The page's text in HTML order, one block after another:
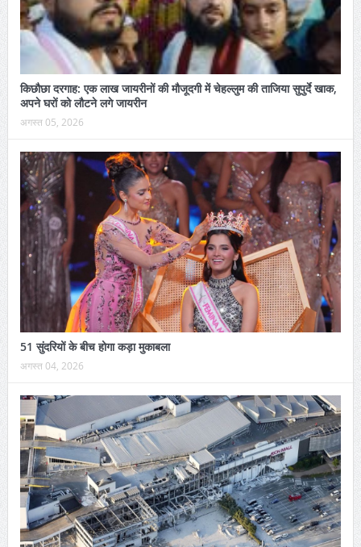
किछौछा दरगाह: एक लाख जायरीनों की मौजूदगी में चेहल्लुम की ताजिया सुपुर्दे खाक,
अपने घरों को लौटने लगे जायरीन
अगस्त 05, 2026
51 सुंदरियों के बीच होगा कड़ा मुकाबला
अगस्त 04, 2026